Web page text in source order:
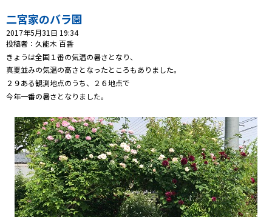
プレゼント
コンテンツ・アプリ
ショッピング
会社概要・ビジョン
お問い合わせ
二宮家のバラ園
2017年5月31日 19:34
投稿者：久能木 百香
きょうは全国１番の気温の暑さとなり、
真夏並みの気温の高さとなったところもありました。
２９ある観測地点のうち、２６地点で
今年一番の暑さとなりました。